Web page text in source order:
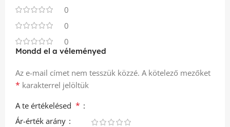
0
0
0
Mondd el a véleményed
Az e-mail címet nem tesszük közzé. A kötelező mezőket
* karakterrel jelöltük
A te értékelésed *
Ár-érték arány